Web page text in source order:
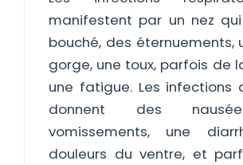
manifestent par un nez
bouché, des éternuements,
gorge, une toux, parfois de
une fatigue. Les infections
donnent des
vomissements, une
douleurs du ventre, et